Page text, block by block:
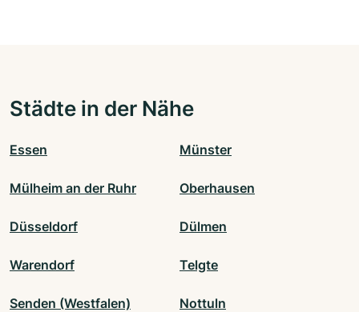
Städte in der Nähe
Essen Münster
Mülheim an der Ruhr Oberhausen
Düsseldorf Dülmen
Warendorf Telgte
Senden (Westfalen) Nottuln